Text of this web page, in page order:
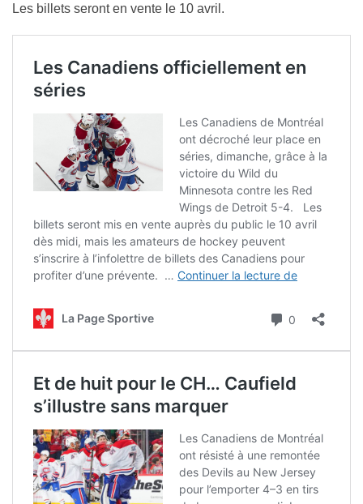
Les billets seront en vente le 10 avril.